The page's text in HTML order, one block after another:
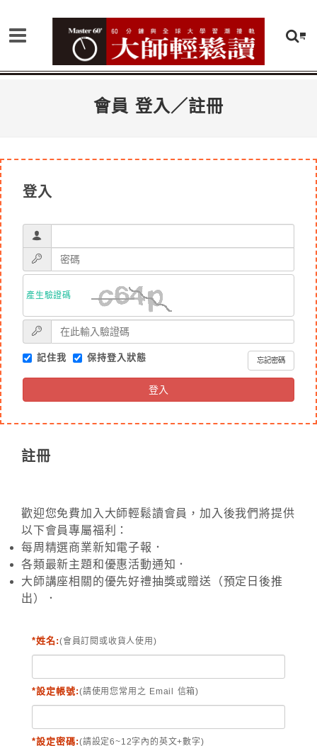
會員 登入／註冊
登入
產生驗證碼
記住我 保持登入狀態 忘記密碼
登入
註冊
歡迎您免費加入大師輕鬆讀會員，加入後我們將提供
以下會員專屬福利：
每周精選商業新知電子報．
各類最新主題和優惠活動通知．
大師講座相關的優先好禮抽獎或贈送（預定日後推
出）．
*姓名:(會員訂閱或收貨人使用)
*設定帳號:(請使用您常用之 Email 信箱)
*設定密碼:(請設定6~12字內的英文+數字)